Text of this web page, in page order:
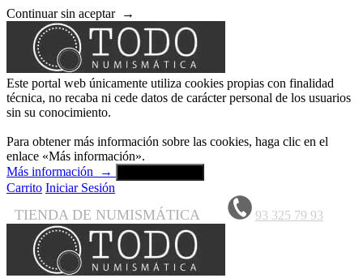
Continuar sin aceptar →
Este portal web únicamente utiliza cookies propias con finalidad
técnica, no recaba ni cede datos de carácter personal de los usuarios
sin su conocimiento.
Para obtener más información sobre las cookies, haga clic en el
enlace «Más información».
Más información
→
Carrito Iniciar Sesión
TIENDA DE NUMISMÁTICA 93 325 79 93